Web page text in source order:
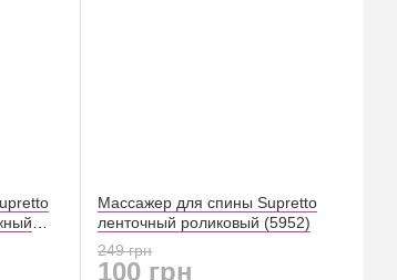
Массажер для спины Supretto
ленточный роликовый (5952)
249 грн
100 грн